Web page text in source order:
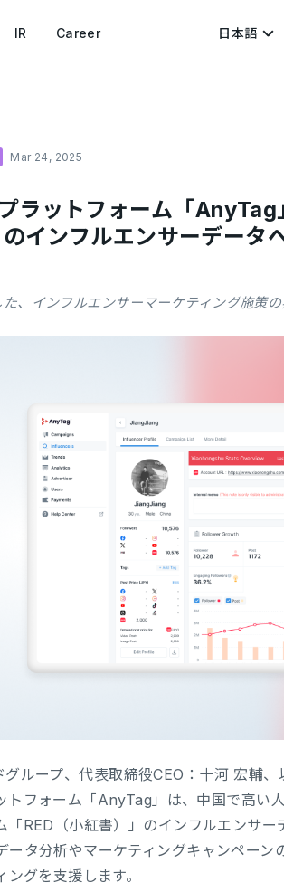
IR Career 日本語
Mar 24, 2025
ラットフォーム「AnyTag
インフルエンサーデータ
、インフルエンサーマーケティング施策
ープ、代表取締役CEO：十河 宏輔、
フォーム「AnyTag」は、中国で高い
RED（小紅書）」のインフルエンサー
タ分析やマーケティングキャンペーン
グを支援します。